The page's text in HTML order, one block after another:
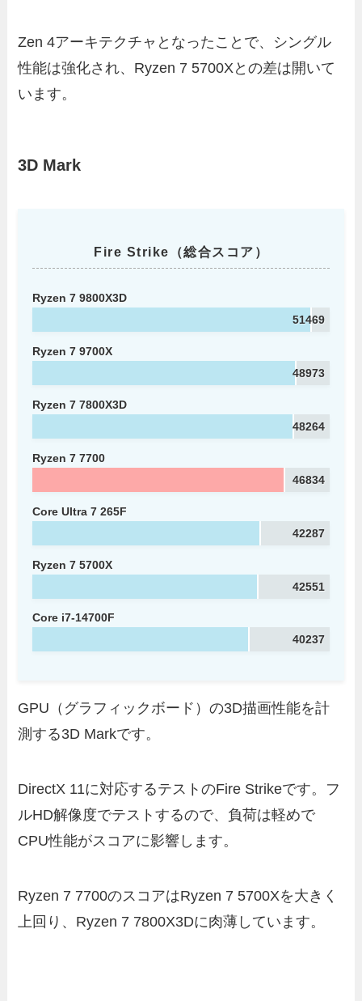
Zen 4アーキテクチャとなったことで、シングル
性能は強化され、Ryzen 7 5700Xとの差は開いて
います。
3D Mark
Fire Strike（総合スコア）
Ryzen 7 9800X3D
51469
Ryzen 7 9700X
48973
Ryzen 7 7800X3D
48264
Ryzen 7 7700
46834
Core Ultra 7 265F
42287
Ryzen 7 5700X
42551
Core i7-14700F
40237
GPU（グラフィックボード）の3D描画性能を計
測する3D Markです。
DirectX 11に対応するテストのFire Strikeです。フ
ルHD解像度でテストするので、負荷は軽めで
CPU性能がスコアに影響します。
Ryzen 7 7700のスコアはRyzen 7 5700Xを大きく
上回り、Ryzen 7 7800X3Dに肉薄しています。